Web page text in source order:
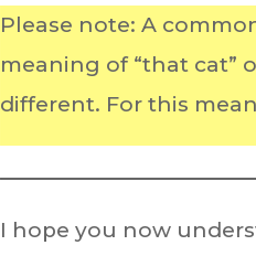
Please note: A
meaning of “that cat”
different. For this
I hope you now